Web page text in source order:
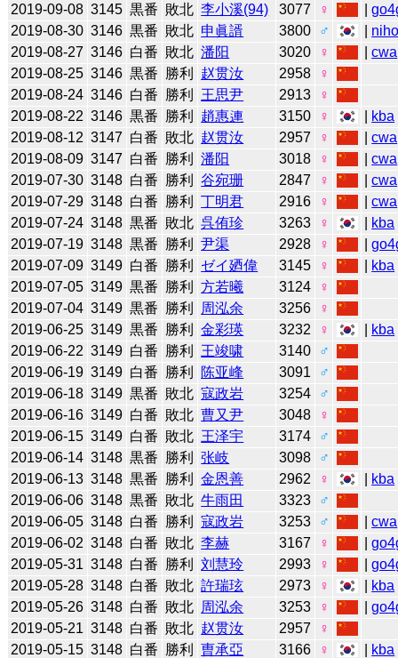
2019-09-08 3145 黒番 敗北 李小溪(94) 3077 ♀ |
2019-08-30 3146 黒番 敗北 申眞諝 3800 ♂
2019-08-27 3146 白番 敗北 潘阳 3020 ♀ |cwa
2019-08-25 3146 黒番 勝利 赵贯汝 2958
♀
2019-08-24 3146 白番 勝利 王思尹 2913
♀
2019-08-22 3146 黒番 勝利 趙惠連 3150 ♀ kba
2019-08-12 3147 白番 敗北 赵贯汝 2957 ♀ |cwa
2019-08-09 3147 白番 勝利 潘阳 3018 ♀ |cwa
2019-07-30 3148 白番 勝利 谷宛珊 2847 ♀ |cwa
2019-07-29 3148 白番 勝利 丁明君 2916 ♀ |cwa
2019-07-24 3148 黒番 敗北 呉侑珍 3263 ♀ kba
2019-07-19 3148 黒番 勝利 尹渠 2928 ♀ |
2019-07-09 3149 白番 勝利 ゼイ廼偉 3145 ♀ kba
2019-07-05 3149 黒番 勝利 方若曦 3124
♀
2019-07-04 3149 黒番 勝利 周泓余 3256
♀
2019-06-25 3149 黒番 勝利 金彩瑛 3232 ♀ kba
2019-06-22 3149 白番 勝利 王竣啸 3140
♂
2019-06-19 3149 白番 勝利 陈亚峰 3091
♂
2019-06-18 3149 黒番 敗北 寇政岩 3254
♂
2019-06-16 3149 白番 敗北 曹又尹 3048
♀
2019-06-15 3149 白番 敗北 王泽宇 3174
♂
2019-06-14 3148 黒番 勝利 张岐 3098
♂
2019-06-13 3148 黒番 勝利 金恩善 2962 ♀ kba
2019-06-06 3148 黒番 敗北 牛雨田 3323
♂
2019-06-05 3148 白番 勝利 寇政岩 3253 ♂ |cwa
2019-06-02 3148 白番 敗北 李赫 3167 ♀ |
2019-05-31 3148 白番 勝利 刘慧玲 2993 ♀ |
2019-05-28 3148 白番 敗北 許瑞玹 2973 ♀ kba
2019-05-26 3148 白番 敗北 周泓余 3253 ♀ |
2019-05-21 3148 白番 敗北 赵贯汝 2957
♀
2019-05-15 3148 白番 勝利 曺承亞 3166 ♀ kba